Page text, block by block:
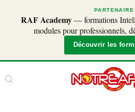
PARTENAIRE
RAF Academy— formations
modules pour professionnels,
Découvrir les